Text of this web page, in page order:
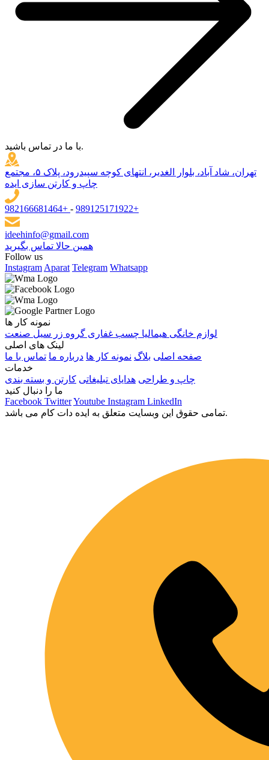
با ما در تماس باشید.
تهران، شاد آباد، بلوار الغدیر، انتهای کوچه سپیدرود، پلاک ۵، مجتمع
چاپ و کارتن سازی ایده
982166681464+ - 989125171922+
ideehinfo@gmail.com
همین حالا تماس بگیرید
Follow us
Instagram Aparat Telegram Whatsapp
نمونه کار ها
لوازم خانگی هیمالیا چسب غفاری گروه زر سیل صنعت
لینک های اصلی
صفحه اصلی بلاگ نمونه کار ها درباره ما تماس با ما
خدمات
چاپ و طراحی هدایای تبلیغاتی کارتن و بسته بندی
ما را دنبال کنید
Facebook TwitterYoutube Instagram LinkedIn
تمامی حقوق این وبسایت متعلق به ایده دات کام می باشد.